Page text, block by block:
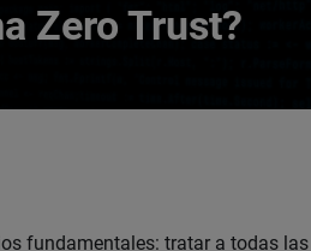
Zero Trust?
fundamentales: tratar a todas